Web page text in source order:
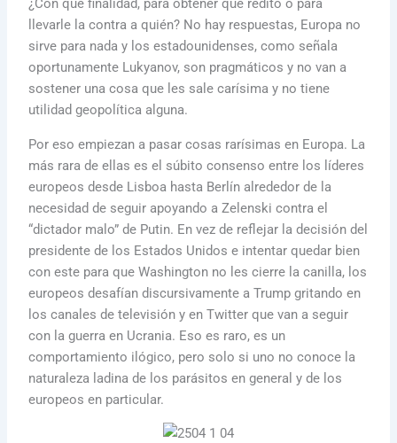
¿Con qué finalidad, para obtener qué rédito o para
llevarle la contra a quién? No hay respuestas, Europa no
sirve para nada y los estadounidenses, como señala
oportunamente Lukyanov, son pragmáticos y no van a
sostener una cosa que les sale carísima y no tiene
utilidad geopolítica alguna.
Por eso empiezan a pasar cosas rarísimas en Europa. La
más rara de ellas es el súbito consenso entre los líderes
europeos desde Lisboa hasta Berlín alrededor de la
necesidad de seguir apoyando a Zelenski contra el
“dictador malo” de Putin. En vez de reflejar la decisión del
presidente de los Estados Unidos e intentar quedar bien
con este para que Washington no les cierre la canilla, los
europeos desafían discursivamente a Trump gritando en
los canales de televisión y en Twitter que van a seguir
con la guerra en Ucrania. Eso es raro, es un
comportamiento ilógico, pero solo si uno no conoce la
naturaleza ladina de los parásitos en general y de los
europeos en particular.